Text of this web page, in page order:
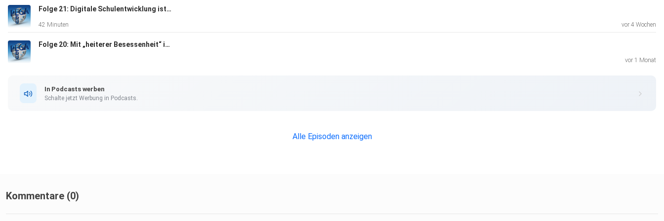
Folge 21: Digitale Schulentwicklung ist analoge Beziehungsarbeit
42 Minuten vor 4 Wochen
Folge 20: Mit „heiterer Besessenheit“ in die Zukunft
vor 1 Monat
In Podcasts werben
Schalte jetzt Werbung in Podcasts.
Alle Episoden anzeigen
Kommentare (0)